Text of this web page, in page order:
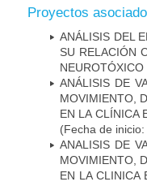
Proyectos
ANÁLISIS DEL
SU RELACIÓN
NEUROTÓXICO
ANÁLISIS DE
MOVIMIENTO,
EN LA CLÍNICA
(Fecha de
ANALISIS DE
MOVIMIENTO,
EN LA CLINICA